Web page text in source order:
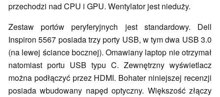
przechodzi nad CPU i GPU. Wentylator jest nieduży.
Zestaw portów peryferyjnych jest standardowy. Dell
Inspiron 5567 posiada trzy porty USB, w tym dwa USB 3.0
(na lewej ściance bocznej). Omawiany laptop nie otrzymał
natomiast portu USB typu C. Zewnętrzny wyświetlacz
można podłączyć przez HDMI. Bohater niniejszej recenzji
posiada wbudowany napęd optyczny. Większość złączy